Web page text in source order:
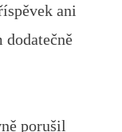
ani
dodatečně
porušil